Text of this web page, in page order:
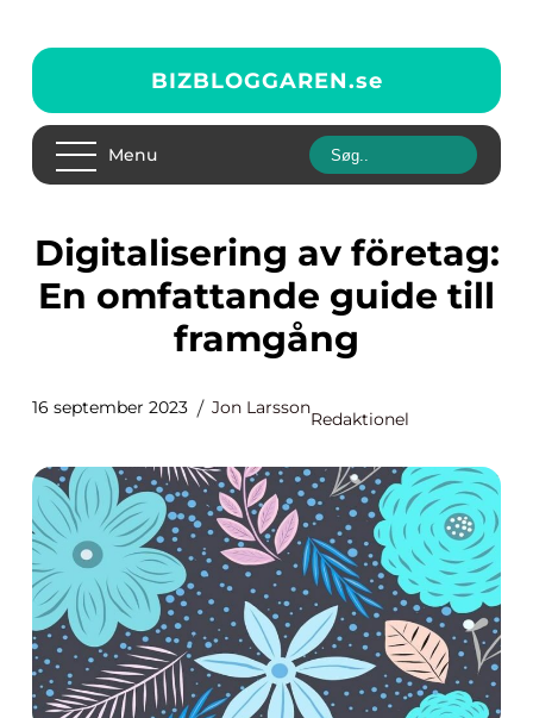
BIZBLOGGAREN.se
Menu
Digitalisering av företag:
En omfattande guide till
framgång
16 september 2023 Jon Larsson
Redaktionel